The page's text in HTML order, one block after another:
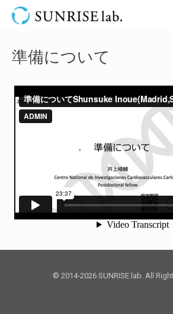
準備について
© 2014-2026 SUNRISE lab. All